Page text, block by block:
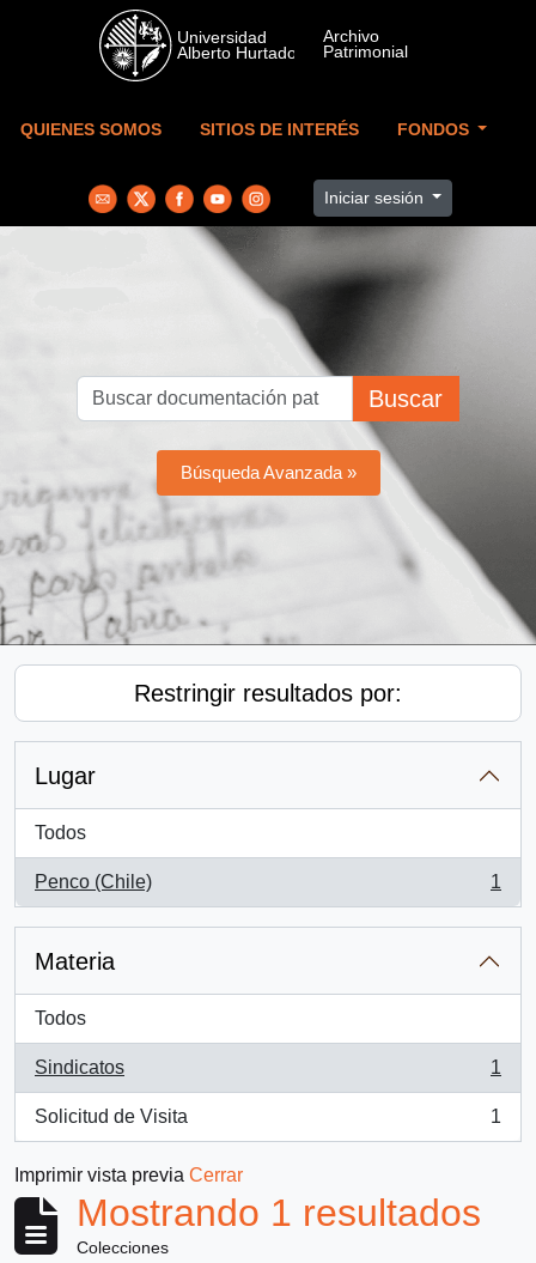
Skip to main content
QUIENES SOMOS SITIOS DE INTERÉS FONDOS
Iniciar sesión
Buscar
Búsqueda Avanzada »
Restringir resultados por:
Lugar
Todos
Penco (Chile)
, 1 resultados
1
Materia
Todos
Sindicatos
, 1 resultados
1
Solicitud de Visita
, 1 resultados
1
Imprimir vista previa Cerrar
Mostrando 1 resultados
Colecciones